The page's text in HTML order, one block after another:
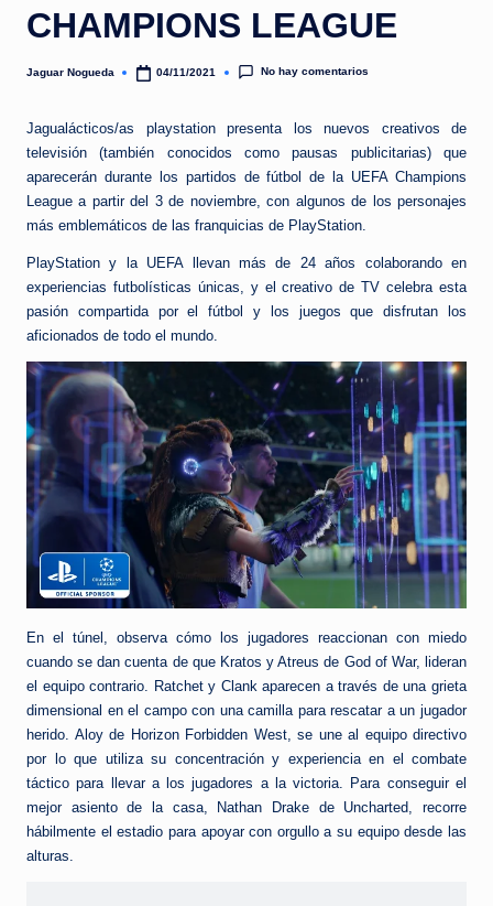
CHAMPIONS LEAGUE
Publicado
Jaguar Nogueda 04/11/2021 No hay comentarios
Jagualácticos/as playstation presenta los nuevos creativos de
televisión (también conocidos como pausas publicitarias) que
aparecerán durante los partidos de fútbol de la UEFA Champions
League a partir del 3 de noviembre, con algunos de los personajes
más emblemáticos de las franquicias de PlayStation.
PlayStation y la UEFA llevan más de 24 años colaborando en
experiencias futbolísticas únicas, y el creativo de TV celebra esta
pasión compartida por el fútbol y los juegos que disfrutan los
aficionados de todo el mundo.
En el túnel, observa cómo los jugadores reaccionan con miedo
cuando se dan cuenta de que Kratos y Atreus de God of War, lideran
el equipo contrario. Ratchet y Clank aparecen a través de una grieta
dimensional en el campo con una camilla para rescatar a un jugador
herido. Aloy de Horizon Forbidden West, se une al equipo directivo
por lo que utiliza su concentración y experiencia en el combate
táctico para llevar a los jugadores a la victoria. Para conseguir el
mejor asiento de la casa, Nathan Drake de Uncharted, recorre
hábilmente el estadio para apoyar con orgullo a su equipo desde las
alturas.